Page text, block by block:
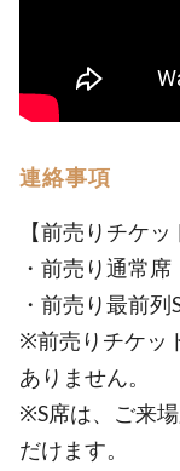
連絡事項
【前売りチケ
・前売り通常席
・前売り最前
※前売りチケッ
ありません。
※S席は、ご来
だけます。